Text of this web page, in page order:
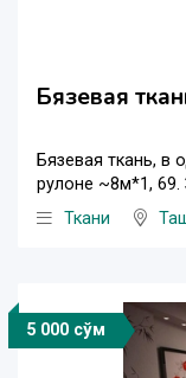
Бязевая
Бязевая ткань, в
рулоне ~8м*1, 69.
Ткани
5 000 сўм